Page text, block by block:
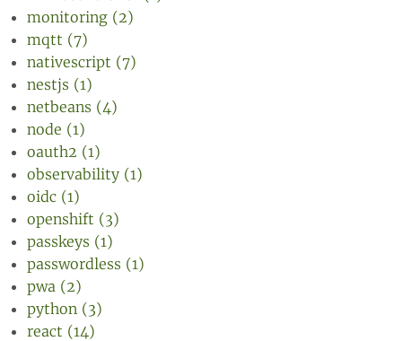
monitoring (2)
mqtt (7)
nativescript (7)
nestjs (1)
netbeans (4)
node (1)
oauth2 (1)
observability (1)
oidc (1)
openshift (3)
passkeys (1)
passwordless (1)
pwa (2)
python (3)
react (14)